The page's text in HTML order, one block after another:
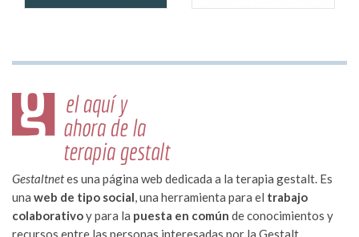
Gestaltnetes una página web dedicada a la terapia gestalt. Es
una web de tipo social, una herramienta para el trabajo
colaborativoy para la puesta en común de conocimientos y
recursos entre las personas interesadas por la Gestalt.